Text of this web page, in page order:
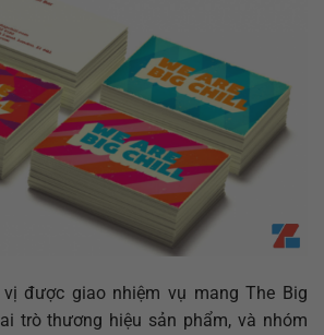
được giao nhiệm vụ mang The Big
trò thương hiệu sản phẩm, và nhóm